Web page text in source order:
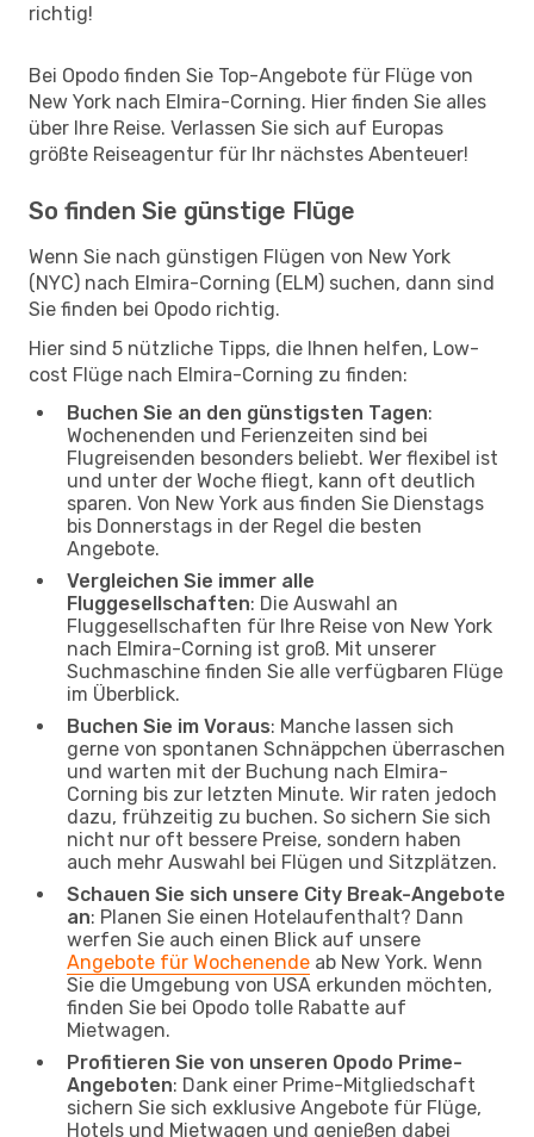
richtig!
Bei Opodo finden Sie Top-Angebote für Flüge von
New York nach Elmira-Corning. Hier finden Sie alles
über Ihre Reise. Verlassen Sie sich auf Europas
größte Reiseagentur für Ihr nächstes Abenteuer!
So finden Sie günstige Flüge
Wenn Sie nach günstigen Flügen von New York
(NYC) nach Elmira-Corning (ELM) suchen, dann sind
Sie finden bei Opodo richtig.
Hier sind 5 nützliche Tipps, die Ihnen helfen, Low-
cost Flüge nach Elmira-Corning zu finden:
Buchen Sie an den günstigsten Tagen:
Wochenenden und Ferienzeiten sind bei
Flugreisenden besonders beliebt. Wer flexibel ist
und unter der Woche fliegt, kann oft deutlich
sparen. Von New York aus finden Sie Dienstags
bis Donnerstags in der Regel die besten
Angebote.
Vergleichen Sie immer alle
Fluggesellschaften: Die Auswahl an
Fluggesellschaften für Ihre Reise von New York
nach Elmira-Corning ist groß. Mit unserer
Suchmaschine finden Sie alle verfügbaren Flüge
im Überblick.
Buchen Sie im Voraus: Manche lassen sich
gerne von spontanen Schnäppchen überraschen
und warten mit der Buchung nach Elmira-
Corning bis zur letzten Minute. Wir raten jedoch
dazu, frühzeitig zu buchen. So sichern Sie sich
nicht nur oft bessere Preise, sondern haben
auch mehr Auswahl bei Flügen und Sitzplätzen.
Schauen Sie sich unsere City Break-Angebote
an: Planen Sie einen Hotelaufenthalt? Dann
werfen Sie auch einen Blick auf unsere
Angebote für Wochenende ab New York. Wenn
Sie die Umgebung von USA erkunden möchten,
finden Sie bei Opodo tolle Rabatte auf
Mietwagen.
Profitieren Sie von unseren Opodo Prime-
Angeboten: Dank einer Prime-Mitgliedschaft
sichern Sie sich exklusive Angebote für Flüge,
Hotels und Mietwagen und genießen dabei